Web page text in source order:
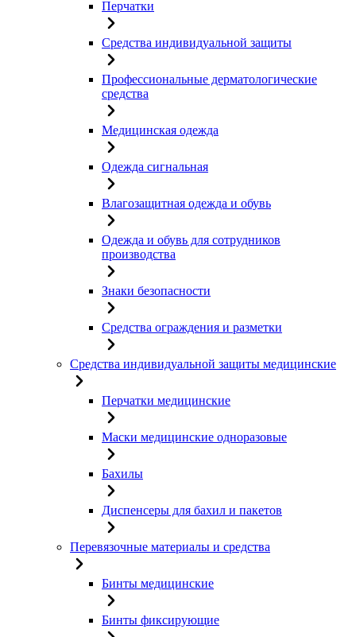
Перчатки
Средства индивидуальной защиты
Профессиональные дерматологические
средства
Медицинская одежда
Одежда сигнальная
Влагозащитная одежда и обувь
Одежда и обувь для сотрудников
производства
Знаки безопасности
Средства ограждения и разметки
Средства индивидуальной защиты медицинские
Перчатки медицинские
Маски медицинские одноразовые
Бахилы
Диспенсеры для бахил и пакетов
Перевязочные материалы и средства
Бинты медицинские
Бинты фиксирующие